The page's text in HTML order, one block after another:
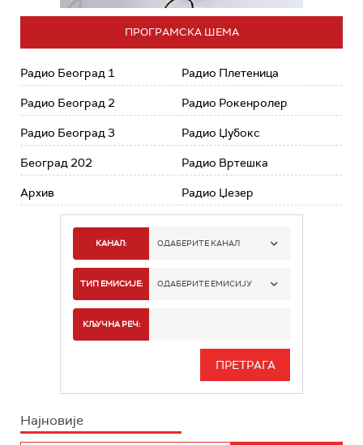
ПРОГРАМСКА ШЕМА
Радио Београд 1
Радио Београд 2
Радио Београд 3
Београд 202
Архив
Радио Плетеница
Радио Рокенролер
Радио Џубокс
Радио Вртешка
Радио Џезер
КАНАЛ: ОДАБЕРИТЕ КАНАЛ
РАДИО БЕОГРАД 1
РАДИО БЕОГРАД 3
ТИП ЕМИСИЈЕ: ОДАБЕРИТЕ ЕМИСИЈУ
ИНФО
КЉУЧНА РЕЧ:
Најновије